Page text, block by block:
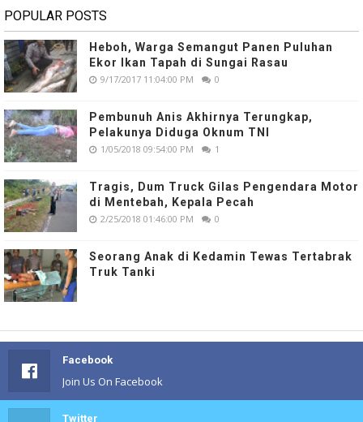
POPULAR POSTS
Heboh, Warga Semangut Panen Puluhan
Ekor Ikan Tapah di Sungai Rasau
9/17/2017 11:04:00 PM 0
Pembunuh Anis Akhirnya Terungkap,
Pelakunya Diduga Oknum TNI
1/05/2018 09:54:00 PM 1
Tragis, Dum Truck Gilas Pengendara Motor
di Mentebah, Kepala Pecah
2/25/2018 01:46:00 PM 0
Seorang Anak di Kedamin Tewas Tertabrak
Truk Tanki
Facebook
Join Us On Facebook
Twitter